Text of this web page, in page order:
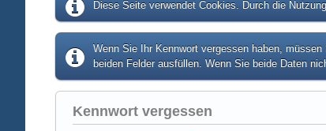
Diese Seite verwendet Cookies. Durch die
Wenn Sie Ihr Kennwort vergessen haben,
beiden Felder ausfüllen. Wenn Sie beide Daten
Kennwort vergessen